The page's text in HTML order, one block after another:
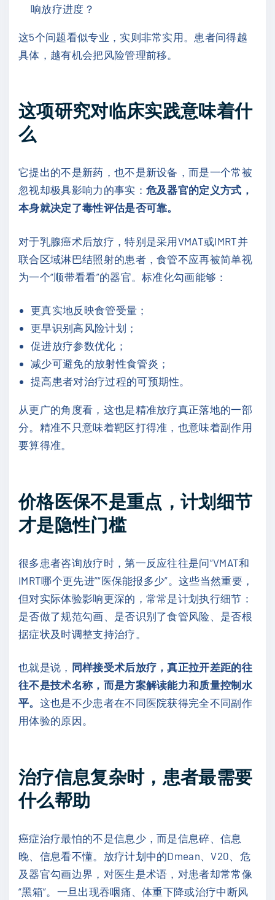
响放疗进度？
这5个问题看似专业，实则非常实用。患者问得越
具体，越有机会把风险管理前移。
这项研究对临床实践意味着什
么
它提出的不是新药，也不是新设备，而是一个常被
忽视却极具影响力的事实： 危及器官的定义方式，
本身就决定了毒性评估是否可靠。
对于乳腺癌术后放疗，特别是采用VMAT或IMRT并
联合区域淋巴结照射的患者，食管不应再被简单视
为一个“顺带看看”的器官。标准化勾画能够：
更真实地反映食管受量；
更早识别高风险计划；
促进放疗参数优化；
减少可避免的放射性食管炎；
提高患者对治疗过程的可预期性。
从更广的角度看，这也是精准放疗真正落地的一部
分。精准不只意味着靶区打得准，也意味着副作用
要算得准。
价格医保不是重点，计划细节
才是隐性门槛
很多患者咨询放疗时，第一反应往往是问“VMAT和
IMRT哪个更先进”“医保能报多少”。这些当然重要，
但对实际体验影响更深的，常常是计划执行细节：
是否做了规范勾画、是否识别了食管风险、是否根
据症状及时调整支持治疗。
也就是说， 同样接受术后放疗，真正拉开差距的往
往不是技术名称，而是方案解读能力和质量控制水
平。 这也是不少患者在不同医院获得完全不同副作
用体验的原因。
治疗信息复杂时，患者最需要
什么帮助
癌症治疗最怕的不是信息少，而是信息碎、信息
晚、信息看不懂。放疗计划中的Dmean、V20、危
及器官勾画边界，对医生是术语，对患者却常常像
“黑箱”。一旦出现吞咽痛、体重下降或治疗中断风